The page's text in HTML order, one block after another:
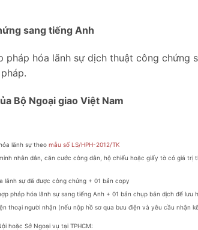
sang tiếng Anh
pháp hóa lãnh sự dịch thuật công chứng
Bộ Ngoại giao Việt Nam
lãnh sự theo mẫu số LS/HPH-2012/TK
nhân dân, căn cước công dân, hộ chiếu hoặc giấy tờ có giá
lãnh sự đã được công chứng + 01 bản copy
pháp hóa lãnh sự sang tiếng Anh + 01 bản chụp bản dịch để lưu
thoại người nhận (nếu nộp hồ sơ qua bưu điện và yêu cầu nhận
hoặc Sở Ngoại vụ tại TPHCM: